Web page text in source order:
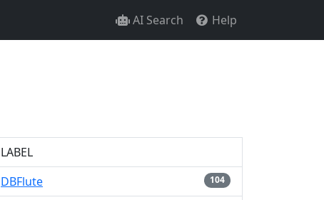
AI Search Help
LABEL
DBFlute
104